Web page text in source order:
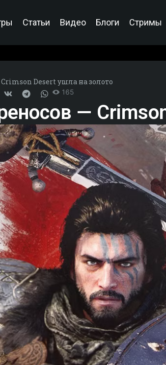
Статьи Видео Блоги Стримы
Desert ушла на золото
165
—